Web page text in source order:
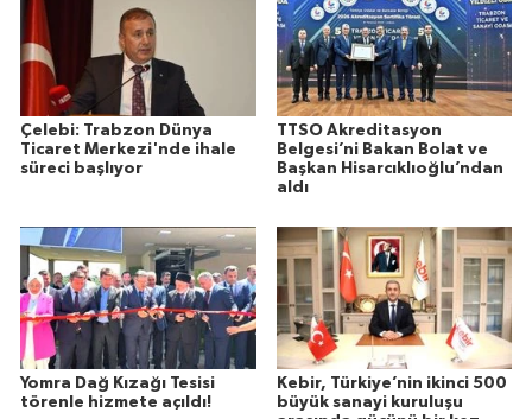
Çelebi: Trabzon Dünya
Ticaret Merkezi'nde ihale
süreci başlıyor
TTSO Akreditasyon
Belgesi’ni Bakan Bolat ve
Başkan Hisarcıklıoğlu’ndan
aldı
Yomra Dağ Kızağı Tesisi
törenle hizmete açıldı!
Kebir, Türkiye’nin ikinci 500
büyük sanayi kuruluşu